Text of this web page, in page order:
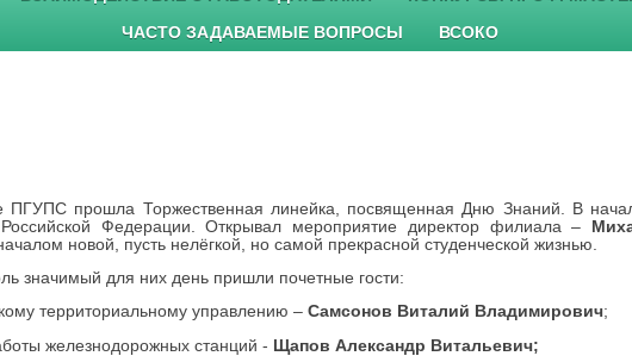
ЧАСТО ЗАДАВАЕМЫЕ ВОПРОСЫ ВСОКО
прошла Торжественная линейка, посвященная Дню Знаний. В
Федерации. Открывал мероприятие директор филиала –
новой, пусть нелёгкой, но самой прекрасной студенческой жизнью.
значимый для них день пришли почетные гости:
территориальному управлению – Самсонов Виталий Владимирович;
железнодорожных станций - Щапов Александр Витальевич;